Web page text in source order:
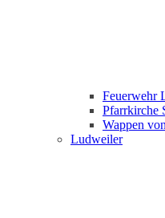
Feuerwehr
Pfarrkirche
Wappen
Ludweiler